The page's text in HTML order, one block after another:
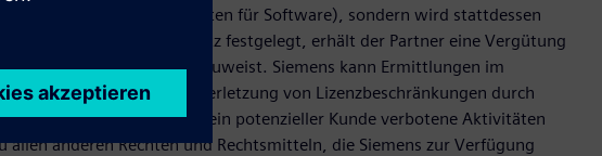
kommerziellen Angeboten für Software), sondern wird stattdessen
anwendbaren Musterzusatz festgelegt, erhält der Partner eine Vergütung
Fall/Deal dem Partner zuweist. Siemens kann Ermittlungen im
autorisierter Software, Verletzung von Lizenzbeschränkungen durch
Partner, ein Kunde oder ein potenzieller Kunde verbotene Aktivitäten
anderen Rechten und Rechtsmitteln, die Siemens zur Verfügung